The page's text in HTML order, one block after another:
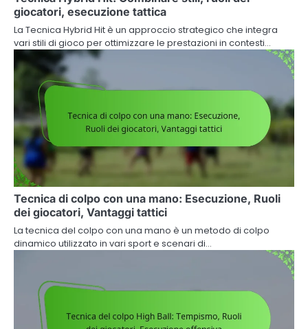
giocatori, esecuzione tattica
La Tecnica Hybrid Hit è un approccio strategico che integra
vari stili di gioco per ottimizzare le prestazioni in contesti…
Tecnica di colpo con una mano: Esecuzione, Ruoli
dei giocatori, Vantaggi tattici
La tecnica del colpo con una mano è un metodo di colpo
dinamico utilizzato in vari sport e scenari di…